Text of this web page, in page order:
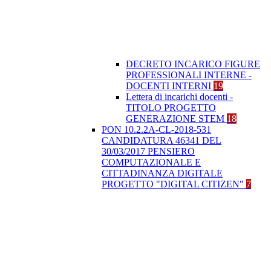
DECRETO INCARICO FIGURE
PROFESSIONALI INTERNE -
DOCENTI INTERNI 19
Lettera di incarichi docenti -
TITOLO PROGETTO
GENERAZIONE STEM 18
PON 10.2.2A-CL-2018-531
CANDIDATURA 46341 DEL
30/03/2017 PENSIERO
COMPUTAZIONALE E
CITTADINANZA DIGITALE
PROGETTO "DIGITAL CITIZEN" 7